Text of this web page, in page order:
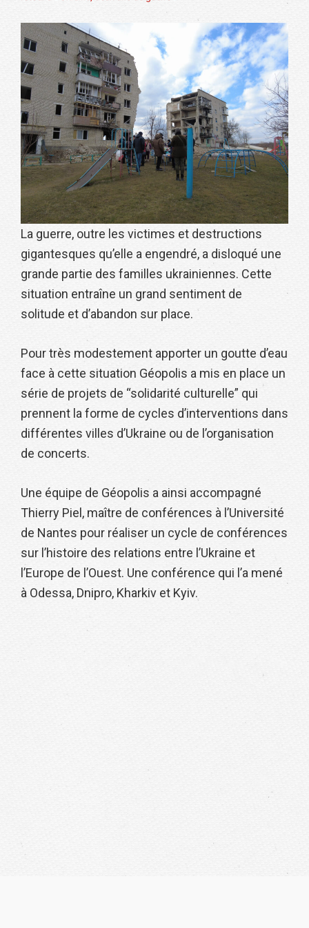
La guerre, outre les victimes et destructions
gigantesques qu’elle a engendré, a disloqué une
grande partie des familles ukrainiennes. Cette
situation entraîne un grand sentiment de
solitude et d’abandon sur place.
Pour très modestement apporter un goutte d’eau
face à cette situation Géopolis a mis en place un
série de projets de “solidarité culturelle” qui
prennent la forme de cycles d’interventions dans
différentes villes d’Ukraine ou de l’organisation
de concerts.
Une équipe de Géopolis a ainsi accompagné
Thierry Piel, maître de conférences à l’Université
de Nantes pour réaliser un cycle de conférences
sur l’histoire des relations entre l’Ukraine et
l’Europe de l’Ouest. Une conférence qui l’a mené
à Odessa, Dnipro, Kharkiv et Kyiv.